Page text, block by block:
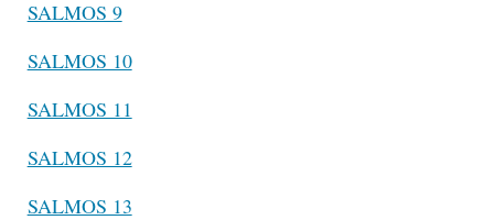
SALMOS 9
SALMOS 10
SALMOS 11
SALMOS 12
SALMOS 13